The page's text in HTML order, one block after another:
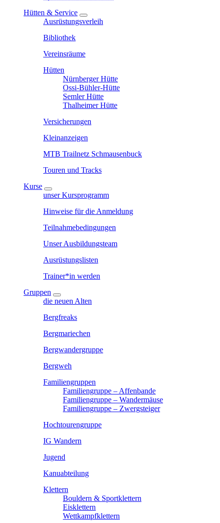
Hütten & Service
Ausrüstungsverleih
Bibliothek
Vereinsräume
Hütten
Nürnberger Hütte
Ossi-Bühler-Hütte
Semler Hütte
Thalheimer Hütte
Versicherungen
Kleinanzeigen
MTB Trailnetz Schmausenbuck
Touren und Tracks
Kurse
unser Kursprogramm
Hinweise für die Anmeldung
Teilnahmebedingungen
Unser Ausbildungsteam
Ausrüstungslisten
Trainer*in werden
Gruppen
die neuen Alten
Bergfreaks
Bergmariechen
Bergwandergruppe
Bergweh
Familiengruppen
Familiengruppe – Affenbande
Familiengruppe – Wandermäuse
Familiengruppe – Zwergsteiger
Hochtourengruppe
IG Wandern
Jugend
Kanuabteilung
Klettern
Bouldern & Sportklettern
Eisklettern
Wettkampfklettern